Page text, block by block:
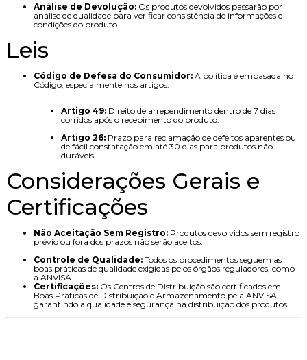
Análise de Devolução: Os produtos devolvidos passarão por
análise de qualidade para verificar consistência de informações e
condições do produto.
Leis
Código de Defesa do Consumidor:A política é embasada no
Código, especialmente nos artigos:
Artigo 49: Direito de arrependimento dentro de 7 dias
corridos após o recebimento do produto.
Artigo 26:Prazo para reclamação de defeitos aparentes ou
de fácil constatação em até 30 dias para produtos não
duráveis.
Considerações Gerais e
Certificações
Não Aceitação Sem Registro: Produtos devolvidos sem registro
prévio ou fora dos prazos não serão aceitos.
Controle de Qualidade:Todos os procedimentos seguem as
boas práticas de qualidade exigidas pelos órgãos reguladores, como
a ANVISA.
Certificações: Os Centros de Distribuição são certificados em
Boas Práticas de Distribuição e Armazenamento pela ANVISA,
garantindo a qualidade e segurança na distribuição dos produtos.